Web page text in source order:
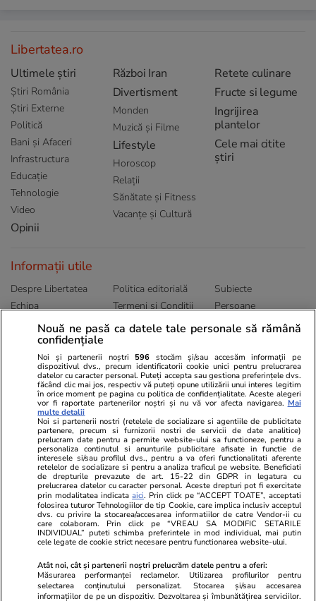
Libertatea.ro
Ultimele știri
Știri România
Știri Externe
Politică
Bani și Afaceri
Infrastructura
Educație
Tehnologie
Video
Opinii
Război Iran
Divertisment
Monden
Muzică și Filme
Lifestyle
Horoscop
Relații
Sănătate și Fitness
Vacanțe și Cultură
Retete culinare
Fructe si legume
Ingrijirea
plantelor
Cele mai citite
știri
Informații utile
Despre Libertatea
Echipa
Publicitate
Politica de
confidențialitate
Politica editorială
Termeni și Conditii
Abonamente
Subiecte
Persoane
Sitemap
Ringier România
Libertatea pentru
Unica.ro
Program TV
Avantaje
ELLE
Gazeta Sporturilor
Stiri mondene
Calculator sarcina
Ajută Copiii
Locuri de muncă
Imobiliare.ro
Jobradar24
Imoradar24
Colecții Libertatea
Pariază responsabil! Decizia ONJN nr. 821/25.09.2025.
Jocurile de noroc sunt interzise minorilor.
Nouă ne pasă ca datele tale personale să rămână
confidențiale
Noi și partenerii noștri 596 stocăm și/sau accesăm informații pe
dispozitivul dvs., precum identificatorii cookie unici pentru prelucrarea
datelor cu caracter personal. Puteți accepta sau gestiona preferințele dvs.
făcând clic mai jos, respectiv vă puteți opune utilizării unui interes legitim
în orice moment pe pagina cu politica de confidențialitate. Aceste alegeri
vor fi raportate partenerilor noștri și nu vă vor afecta navigarea. Mai
multe detalii
Noi si partenerii nostri (retelele de socializare si agentiile de publicitate
partenere, precum si furnizorii nostri de servicii de date analitice)
prelucram date pentru a permite website-ului sa functioneze, pentru a
personaliza continutul si anunturile publicitare afisate in functie de
interesele si/sau profilul dvs., pentru a va oferi functionalitati aferente
retelelor de socializare si pentru a analiza traficul pe website. Beneficiati
de drepturile prevazute de art. 15-22 din GDPR in legatura cu
prelucrarea datelor cu caracter personal. Aceste drepturi pot fi exercitate
prin modalitatea indicataaici. Prin click pe “ACCEPT TOATE”, acceptati
folosirea tuturor Tehnologiilor de tip Cookie, care implica inclusiv acceptul
dvs. cu privire la stocarea/accesarea informatiilor de catre Vendor-ii cu
care colaboram. Prin click pe “VREAU SA MODIFIC SETARILE
INDIVIDUAL” puteti schimba preferintele in mod individual, mai putin
cele legate de cookie strict necesare pentru functionarea website-ului.
Atât noi, cât și partenerii noștri prelucrăm datele pentru a oferi:
Măsurarea performanței reclamelor. Utilizarea profilurilor pentru
selectarea conținutului personalizat. Stocarea și/sau accesarea
informațiilor de pe un dispozitiv. Dezvoltarea și îmbunătățirea serviciilor.